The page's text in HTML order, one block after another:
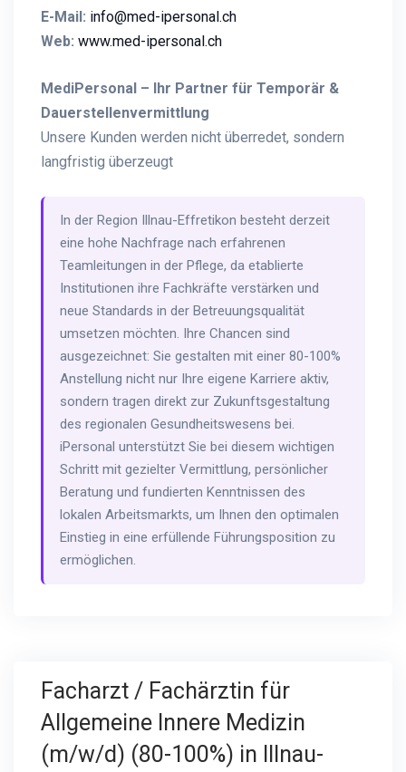
E-Mail: info@med-ipersonal.ch
Web: www.med-ipersonal.ch
MediPersonal – Ihr Partner für Temporär &
Dauerstellenvermittlung
Unsere Kunden werden nicht überredet, sondern
langfristig überzeugt
In der Region Illnau-Effretikon besteht derzeit
eine hohe Nachfrage nach erfahrenen
Teamleitungen in der Pflege, da etablierte
Institutionen ihre Fachkräfte verstärken und
neue Standards in der Betreuungsqualität
umsetzen möchten. Ihre Chancen sind
ausgezeichnet: Sie gestalten mit einer 80-100%
Anstellung nicht nur Ihre eigene Karriere aktiv,
sondern tragen direkt zur Zukunftsgestaltung
des regionalen Gesundheitswesens bei.
iPersonal unterstützt Sie bei diesem wichtigen
Schritt mit gezielter Vermittlung, persönlicher
Beratung und fundierten Kenntnissen des
lokalen Arbeitsmarkts, um Ihnen den optimalen
Einstieg in eine erfüllende Führungsposition zu
ermöglichen.
Facharzt / Fachärztin für
Allgemeine Innere Medizin
(m/w/d) (80-100%) in Illnau-